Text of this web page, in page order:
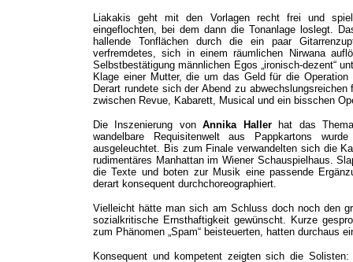
Liakakis geht mit den Vorlagen recht frei und
eingeflochten, bei dem dann die Tonanlage loslegt.
hallende Tonflächen durch die ein paar
verfremdetes, sich in einem räumlichen Nirwana
Selbstbestätigung männlichen Egos „ironisch-dezent“
Klage einer Mutter, die um das Geld für die
Derart rundete sich der Abend zu
zwischen Revue, Kabarett, Musical und ein bisschen
Die Inszenierung vonAnnika Hallerhat das Thema
wandelbare Requisitenwelt aus Pappkartons
ausgeleuchtet. Bis zum Finale verwandelten sich die
rudimentäres Manhattan im Wiener Schauspielhaus.
die Texte und boten zur Musik eine passende
derart konsequent durchchoreographiert.
Vielleicht hätte man sich am Schluss doch noch den
sozialkritische Ernsthaftigkeit gewünscht. Kurze
zum Phänomen „Spam“ beisteuerten, hatten durchaus
Konsequent und kompetent zeigten sich die